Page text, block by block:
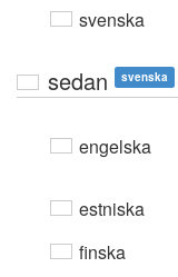
svenska
sedan svenska
engelska
estniska
finska